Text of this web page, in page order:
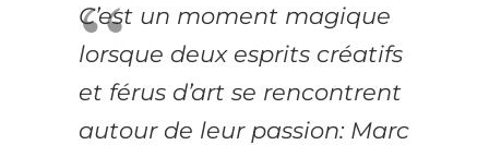
C’est un moment magique
lorsque deux esprits créatifs
et férus d’art se rencontrent
autour de leur passion: Marc